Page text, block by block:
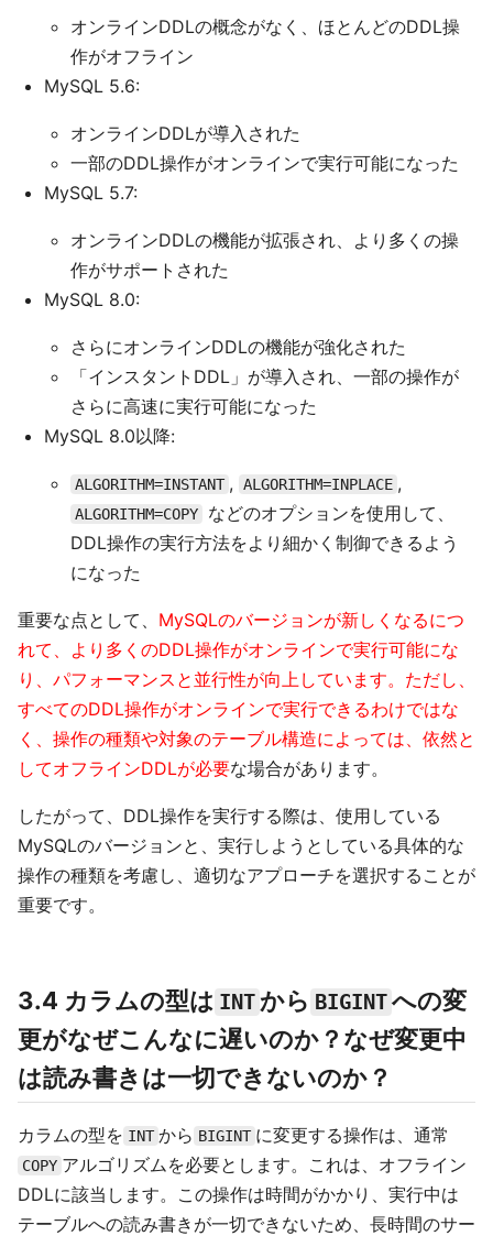
オンラインDDLの概念がなく、ほとんどのDDL操
作がオフライン
MySQL 5.6:
オンラインDDLが導入された
一部のDDL操作がオンラインで実行可能になった
MySQL 5.7:
オンラインDDLの機能が拡張され、より多くの操
作がサポートされた
MySQL 8.0:
さらにオンラインDDLの機能が強化された
「インスタントDDL」が導入され、一部の操作が
さらに高速に実行可能になった
MySQL 8.0以降:
ALGORITHM=INSTANT , ALGORITHM=INPLACE ,
ALGORITHM=COPY
などのオプションを使用して、
DDL操作の実行方法をより細かく制御できるよう
になった
重要な点として、 MySQLのバージョンが新しくなるにつ
れて、より多くのDDL操作がオンラインで実行可能にな
り、パフォーマンスと並行性が向上しています。ただし、
すべてのDDL操作がオンラインで実行できるわけではな
く、操作の種類や対象のテーブル構造によっては、依然と
してオフラインDDLが必要な場合があります。
したがって、DDL操作を実行する際は、使用している
MySQLのバージョンと、実行しようとしている具体的な
操作の種類を考慮し、適切なアプローチを選択することが
重要です。
3.4 カラムの型は INT から BIGINTへの変
更がなぜこんなに遅いのか？なぜ変更中
は読み書きは一切できないのか？
カラムの型を INT から BIGINT に変更する操作は、通常
COPY アルゴリズムを必要とします。これは、オフライン
DDLに該当します。この操作は時間がかかり、実行中は
テーブルへの読み書きが一切できないため、長時間のサー